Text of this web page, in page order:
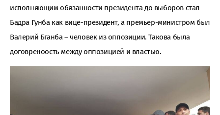
исполняющим обязанности президента до выборов стал
Бадра Гунба как вице-президент, а премьер-министром был
Валерий Бганба – человек из оппозиции. Такова была
договреноость между оппозицией и властью.